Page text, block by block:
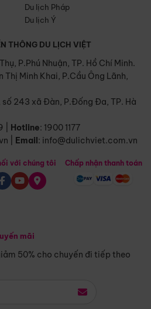
Du lịch Pháp
Du lịch Ý
THÔNG DU LỊCH VIỆT
P.Phú Nhuận, TP. Hồ Chí Minh.
Thị Minh Khai, P.Cầu Ông Lãnh,
số 243 xã Đàn, P.Đống Đa, TP. Hà
Hotline: 1900 1177
Email: info@dulichviet.com.vn
mãi
50% cho chuyến đi tiếp theo
với chúng tôi Chấp nhận thanh toán